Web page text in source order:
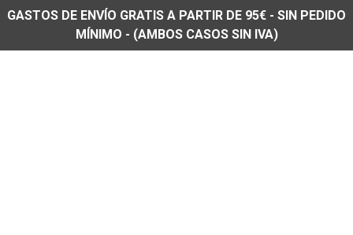
GASTOS DE ENVÍO GRATIS A PARTIR DE 95€ - SIN PEDIDO
MÍNIMO - (AMBOS CASOS SIN IVA)